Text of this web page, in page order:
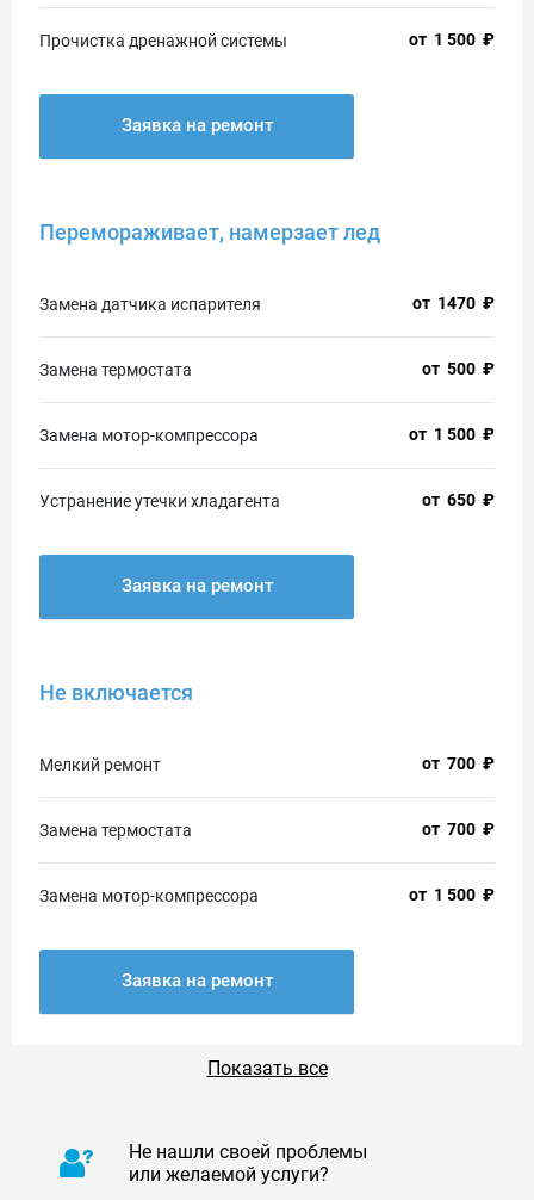
Прочистка дренажной системы от 1 500 ₽
Заявка на ремонт
Перемораживает, намерзает лед
Замена датчика испарителя от 1470 ₽
Замена термостата от 500 ₽
Замена мотор-компрессора от 1 500 ₽
Устранение утечки хладагента от 650 ₽
Заявка на ремонт
Не включается
Мелкий ремонт от 700 ₽
Замена термостата от 700 ₽
Замена мотор-компрессора от 1 500 ₽
Заявка на ремонт
Показать все
Не нашли своей проблемы
или желаемой услуги?